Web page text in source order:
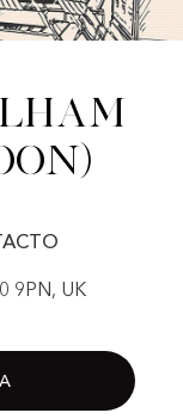
9PN, UK